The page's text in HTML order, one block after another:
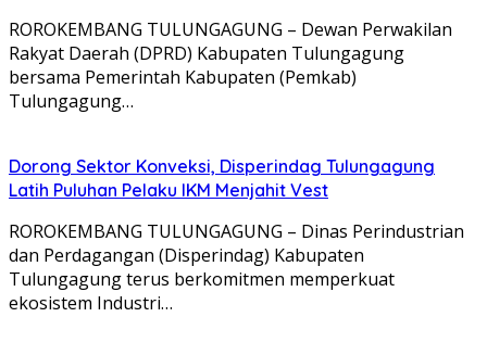
ROROKEMBANG TULUNGAGUNG – Dewan Perwakilan
Rakyat Daerah (DPRD) Kabupaten Tulungagung
bersama Pemerintah Kabupaten (Pemkab)
Tulungagung…
Dorong Sektor Konveksi, Disperindag Tulungagung
Latih Puluhan Pelaku IKM Menjahit Vest
​ROROKEMBANG TULUNGAGUNG – Dinas Perindustrian
dan Perdagangan (Disperindag) Kabupaten
Tulungagung terus berkomitmen memperkuat
ekosistem Industri…